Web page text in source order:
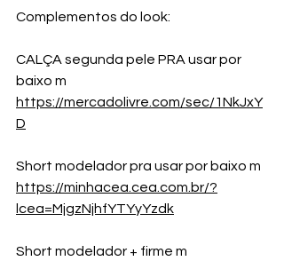
Complementos do look:
CALÇA segunda pele PRA usar por
baixo m
https://mercadolivre.com/sec/1NkJxY
D
Short modelador pra usar por baixo m
https://minhacea.cea.com.br/?
lcea=MjgzNjhfYTYyYzdk
Short modelador + firme m